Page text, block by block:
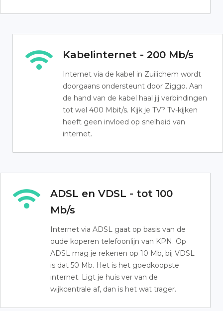
Kabelinternet - 200 Mb/s
Internet via de kabel in Zuilichem wordt
doorgaans ondersteunt door Ziggo. Aan
de hand van de kabel haal jij verbindingen
tot wel 400 Mbit/s. Kijk je TV? Tv-kijken
heeft geen invloed op snelheid van
internet.
ADSL en VDSL - tot 100
Mb/s
Internet via ADSL gaat op basis van de
oude koperen telefoonlijn van KPN. Op
ADSL mag je rekenen op 10 Mb, bij VDSL
is dat 50 Mb. Het is het goedkoopste
internet. Ligt je huis ver van de
wijkcentrale af, dan is het wat trager.